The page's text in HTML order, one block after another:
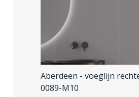
Aberdeen - voeglijn
0089-M10